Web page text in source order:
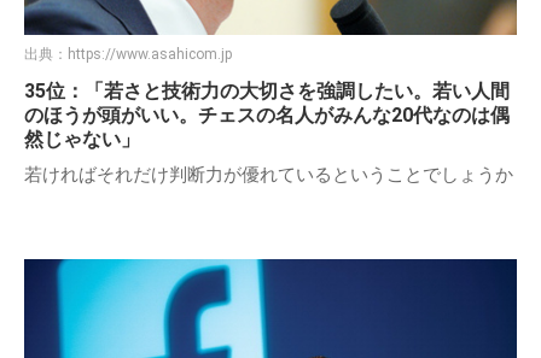
出典： https://www.asahicom.jp
35位：「若さと技術力の大切さを強調したい。若い人間
のほうが頭がいい。チェスの名人がみんな20代なのは偶
然じゃない」
若ければそれだけ判断力が優れているということでしょうか